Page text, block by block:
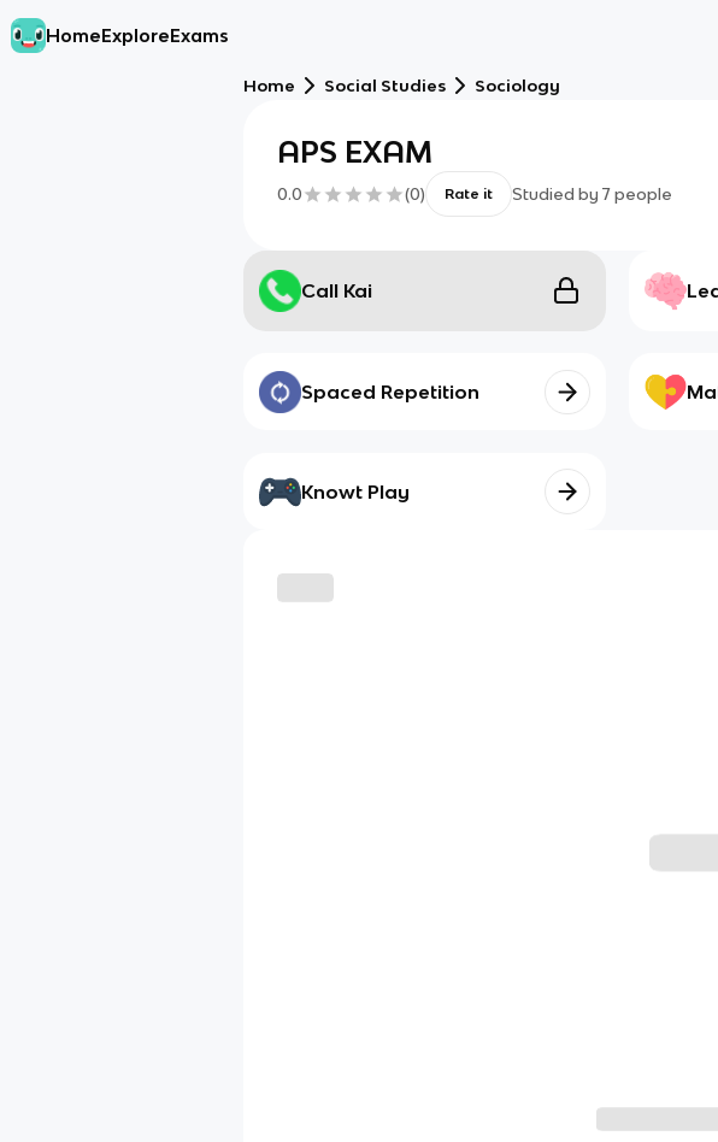
HomeExploreExams
Home Social Studies Sociology
APS EXAM
0.0 (0) Rate it Studied by 7 people
Call Kai
Spaced Repetition
Knowt Play